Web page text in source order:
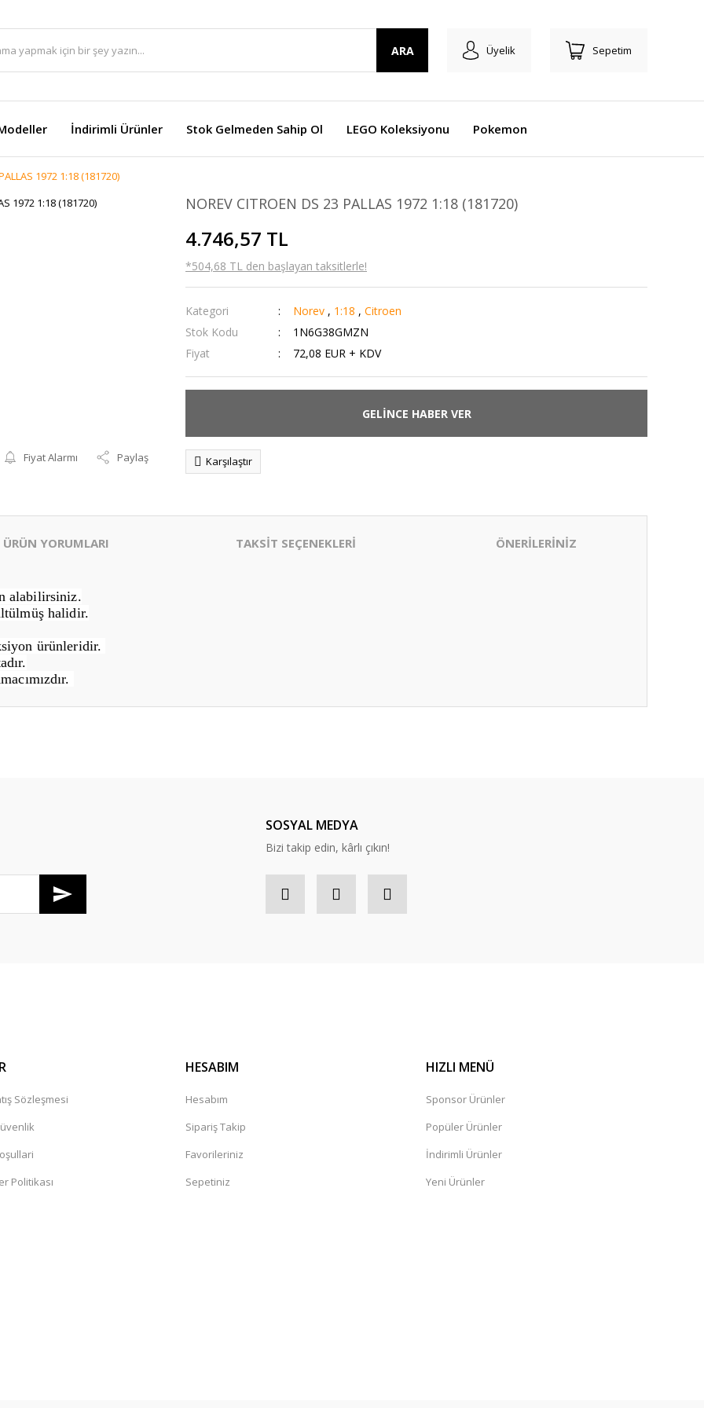
ARA Üyelik Sepetim
İndirimli Ürünler Stok Gelmeden Sahip Ol LEGO Koleksiyonu Pokemon
1972 1:18 (181720)
Fiyat Alarmı Paylaş
NOREV CITROEN DS 23 PALLAS 1972 1:18 (181720)
4.746,57 TL
*504,68 TL den başlayan taksitlerle!
Kategori Norev , 1:18 , Citroen
Stok Kodu
1N6G38GMZN
Fiyat
72,08 EUR + KDV
GELİNCE HABER VER
Karşılaştır
ÜRÜN YORUMLARI TAKSİT SEÇENEKLERİ ÖNERİLERİNİZ
alabilirsiniz.
halidir.
ürünleridir.
SOSYAL MEDYA
Bizi takip edin, kârlı çıkın!
Sözleşmesi
Politikası
HESABIM
Hesabım
Sipariş Takip
Favorileriniz
Sepetiniz
HIZLI MENÜ
Sponsor Ürünler
Popüler Ürünler
İndirimli Ürünler
Yeni Ürünler